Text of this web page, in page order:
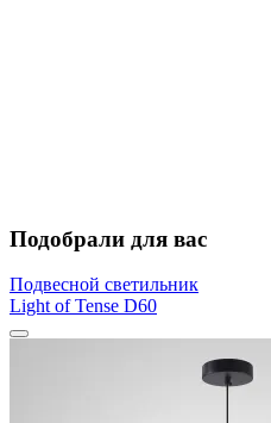
Подобрали для вас
Подвесной светильник
Light of Tense D60